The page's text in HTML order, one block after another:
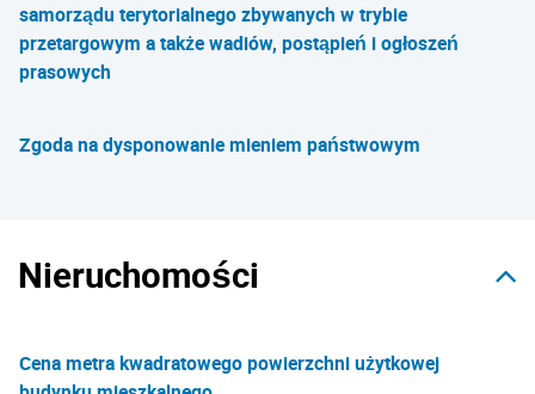
samorządu terytorialnego zbywanych w trybie
przetargowym a także wadiów, postąpień i ogłoszeń
prasowych
Zgoda na dysponowanie mieniem państwowym
Nieruchomości
Cena metra kwadratowego powierzchni użytkowej